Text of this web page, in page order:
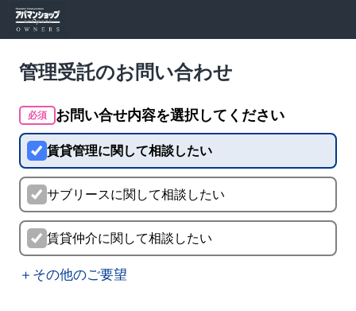
管理受託のお問い合わせ
必須 お問い合せ内容を選択してください
賃貸管理に関して相談したい
サブリースに関して相談したい
賃貸仲介に関して相談したい
＋その他のご要望